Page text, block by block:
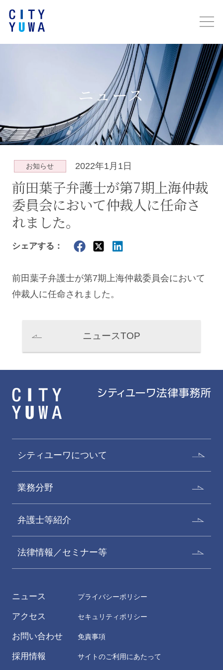
ニュース
お知らせ 2022年1月1日
前田葉子弁護士が第7期上海仲裁
委員会において仲裁人に任命さ
れました。
シェアする：
前田葉子弁護士が第7期上海仲裁委員会において
仲裁人に任命されました。
ニュースTOP
シティユーワについて
業務分野
弁護士等紹介
法律情報／セミナー等
ニュース
アクセス
お問い合わせ
採用情報
プライバシーポリシー
セキュリティポリシー
免責事項
サイトのご利用にあたって